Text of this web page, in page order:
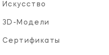
Искусство
3D-Модели
Сертификаты